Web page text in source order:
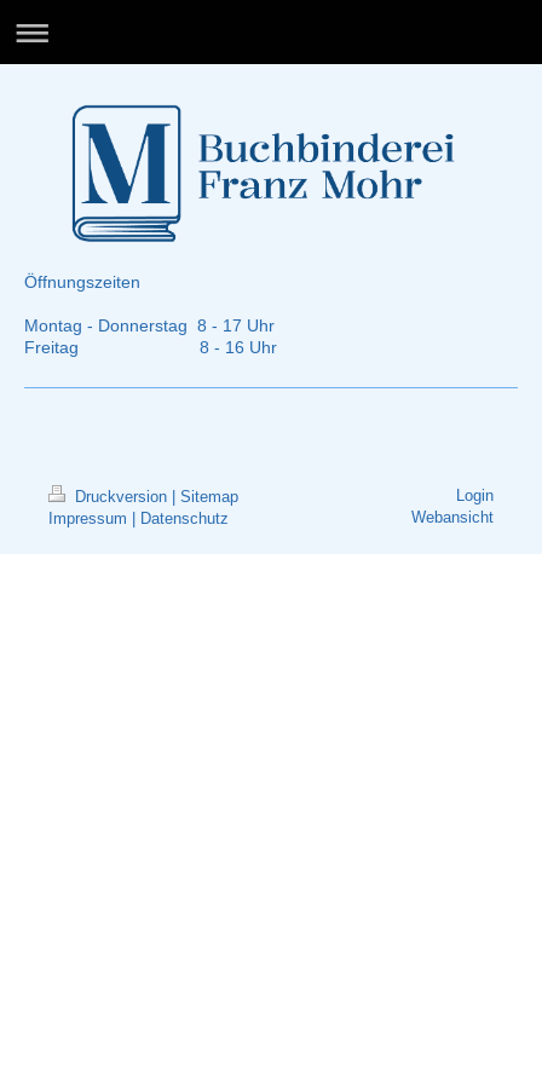
Öffnungszeiten
Montag - Donnerstag 8 - 17 Uhr
Freitag 8 - 16 Uhr
Druckversion
Sitemap
Impressum
Datenschutz
Login
Webansicht